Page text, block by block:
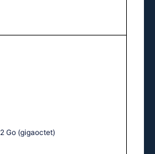
2 Go (gigaoctet)